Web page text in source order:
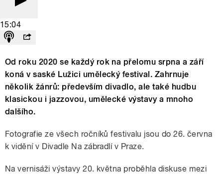
15:04
Od roku 2020 se každý rok na přelomu srpna a září
koná v saské Lužici umělecký festival. Zahrnuje
několik žánrů: především divadlo, ale také hudbu
klasickou i jazzovou, umělecké výstavy a mnoho
dalšího.
Fotografie ze všech ročníků festivalu jsou do 26. června
k vidění v Divadle Na zábradlí v Praze.
Na vernisáži výstavy 20. května proběhla diskuse mezi